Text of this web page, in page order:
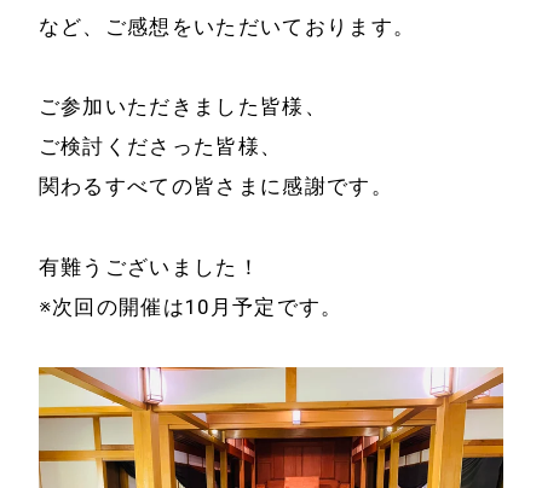
など、ご感想をいただいております。
ご参加いただきました皆様、
ご検討くださった皆様、
関わるすべての皆さまに感謝です。
有難うございました！
※次回の開催は10月予定です。